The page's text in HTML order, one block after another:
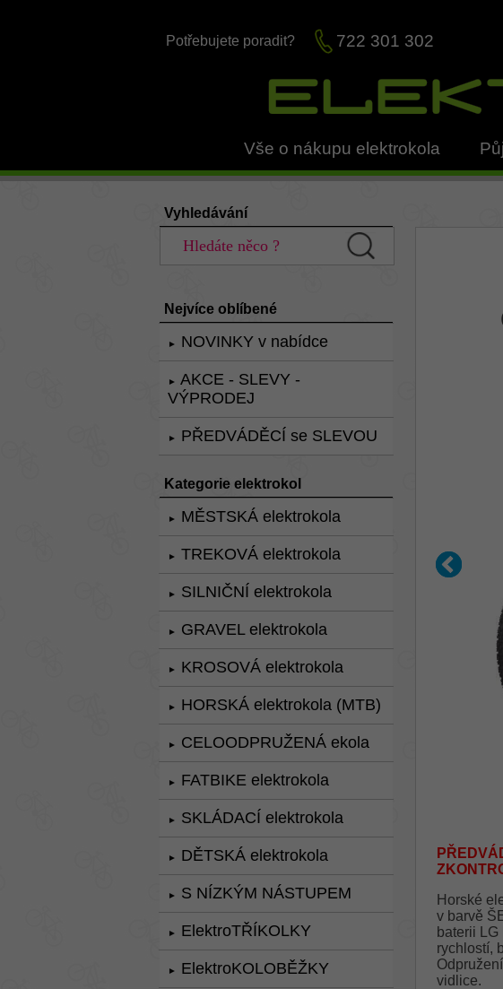
Potřebujete poradit? 722 301 302
Vše o nákupu elektrokola
Vyhledávání
Nejvíce oblíbené
► NOVINKY v nabídce
►
AKCE - SLEVY -
VÝPRODEJ
► PŘEDVÁDĚCÍ se SLEVOU
Kategorie elektrokol
► MĚSTSKÁ elektrokola
► TREKOVÁ elektrokola
► SILNIČNÍ elektrokola
► GRAVEL elektrokola
► KROSOVÁ elektrokola
► HORSKÁ elektrokola (MTB)
► CELOODPRUŽENÁ ekola
► FATBIKE elektrokola
► SKLÁDACÍ elektrokola
► DĚTSKÁ elektrokola
► S NÍZKÝM NÁSTUPEM
► ElektroTŘÍKOLKY
► ElektroKOLOBĚŽKY
Horské
v barvě
baterii
rychlostí,
vidlice.